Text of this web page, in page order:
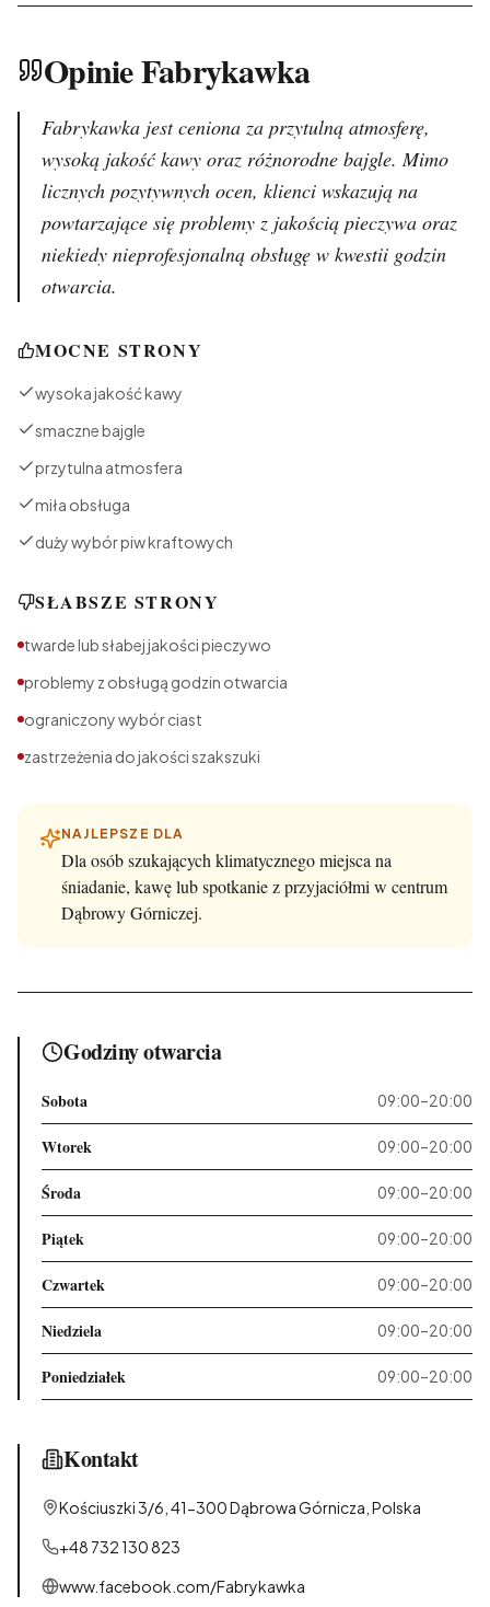
Opinie Fabrykawka
Fabrykawka jest ceniona za przytulną atmosferę,
wysoką jakość kawy oraz różnorodne bajgle. Mimo
licznych pozytywnych ocen, klienci wskazują na
powtarzające się problemy z jakością pieczywa oraz
niekiedy nieprofesjonalną obsługę w kwestii godzin
otwarcia.
MOCNE STRONY
wysoka jakość kawy
smaczne bajgle
przytulna atmosfera
miła obsługa
duży wybór piw kraftowych
SŁABSZE STRONY
twarde lub słabej jakości pieczywo
problemy z obsługą godzin otwarcia
ograniczony wybór ciast
zastrzeżenia do jakości szakszuki
NAJLEPSZE DLA
Dla osób szukających klimatycznego miejsca na
śniadanie, kawę lub spotkanie z przyjaciółmi w centrum
Dąbrowy Górniczej.
Godziny otwarcia
Sobota 09:00–20:00
Wtorek 09:00–20:00
Środa 09:00–20:00
Piątek 09:00–20:00
Czwartek 09:00–20:00
Niedziela 09:00–20:00
Poniedziałek 09:00–20:00
Kontakt
Kościuszki 3/6, 41-300 Dąbrowa Górnicza, Polska
+48 732 130 823
www.facebook.com/Fabrykawka